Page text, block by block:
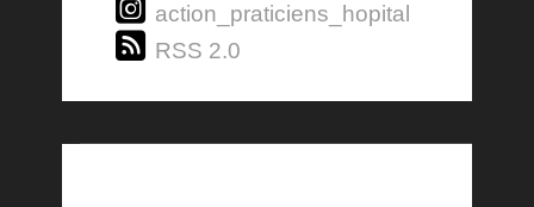
action_praticiens_hopital
RSS 2.0